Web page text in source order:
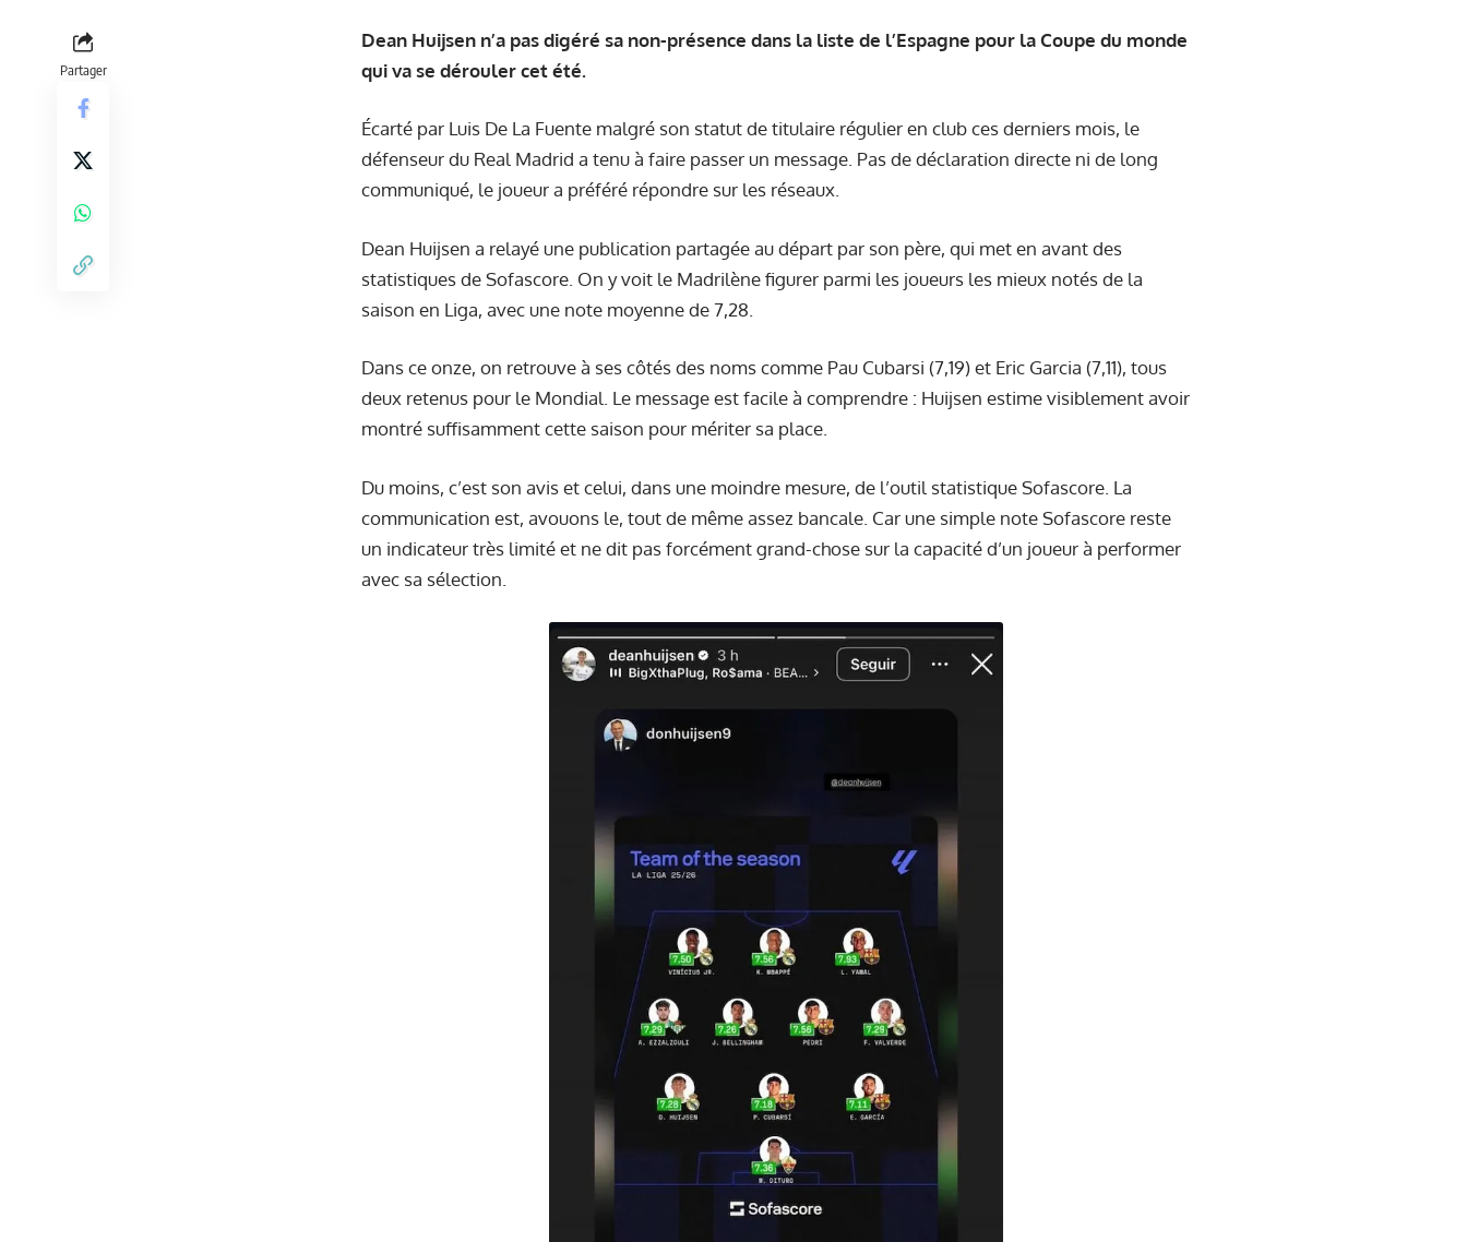
Partager
Dean Huijsen n’a pas digéré sa non-présence dans la liste de l’Espagne pour la Coupe du monde
qui va se dérouler cet été.
Écarté par Luis De La Fuente malgré son statut de titulaire régulier en club ces derniers mois, le
défenseur du Real Madrid a tenu à faire passer un message. Pas de déclaration directe ni de long
communiqué, le joueur a préféré répondre sur les réseaux.
Dean Huijsen a relayé une publication partagée au départ par son père, qui met en avant des
statistiques de Sofascore. On y voit le Madrilène figurer parmi les joueurs les mieux notés de la
saison en Liga, avec une note moyenne de 7,28.
Dans ce onze, on retrouve à ses côtés des noms comme Pau Cubarsi (7,19) et Eric Garcia (7,11), tous
deux retenus pour le Mondial. Le message est facile à comprendre : Huijsen estime visiblement avoir
montré suffisamment cette saison pour mériter sa place.
Du moins, c’est son avis et celui, dans une moindre mesure, de l’outil statistique Sofascore. La
communication est, avouons le, tout de même assez bancale. Car une simple note Sofascore reste
un indicateur très limité et ne dit pas forcément grand-chose sur la capacité d’un joueur à performer
avec sa sélection.